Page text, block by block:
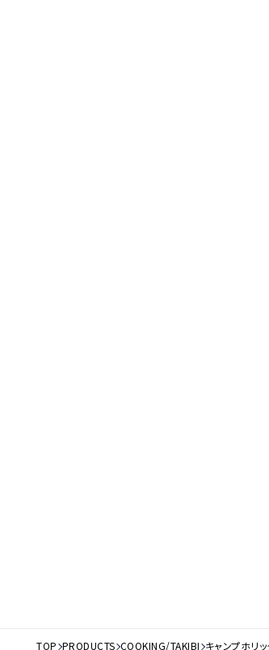
TOP PRODUCTS COOKING/TAKIBI キャンプホリ